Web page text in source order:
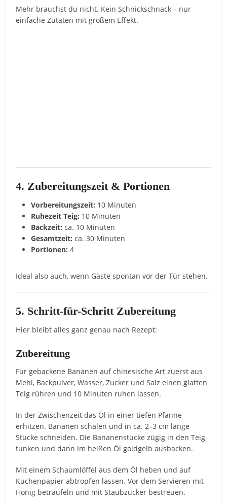
Mehr brauchst du nicht. Kein Schnickschnack – nur
einfache Zutaten mit großem Effekt.
4. Zubereitungszeit & Portionen
Vorbereitungszeit: 10 Minuten
Ruhezeit Teig: 10 Minuten
Backzeit: ca. 10 Minuten
Gesamtzeit: ca. 30 Minuten
Portionen: 4
Ideal also auch, wenn Gäste spontan vor der Tür stehen.
5. Schritt-für-Schritt Zubereitung
Hier bleibt alles ganz genau nach Rezept:
Zubereitung
Für gebackene Bananen auf chinesische Art zuerst aus
Mehl, Backpulver, Wasser, Zucker und Salz einen glatten
Teig rühren und 10 Minuten ruhen lassen.
In der Zwischenzeit das Öl in einer tiefen Pfanne
erhitzen. Bananen schälen und in ca. 2–3 cm lange
Stücke schneiden. Die Bananenstücke zügig in den Teig
tunken und dann im heißen Öl goldgelb ausbacken.
Mit einem Schaumlöffel aus dem Öl heben und auf
Küchenpapier abtropfen lassen. Vor dem Servieren mit
Honig beträufeln und mit Staubzucker bestreuen.